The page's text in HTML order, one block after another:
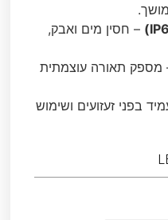
– חסין מים ואבק,
מספק תאורה עוצמתית
בפני זעזועים ושימוש